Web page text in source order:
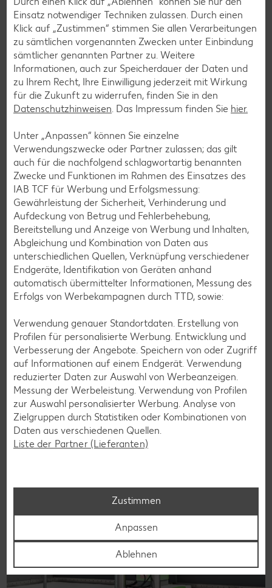
Services
Unsere Serviceleistungen
Deine Zufriedenheit ist für uns die oberste Priorität. Unser
Kundenversprechen und die Services, die wir anbieten,
siehst du hier auf einen Blick. Verpasse jetzt auch keine
Newsletter oder unsere Messenger-Services immer
topaktuell über Neuigkeiten informieren.
DHL Packstationen
Mit immer mehr DHL Packstationen bei Kaufland kannst du
deinen Einkauf bei uns mit der Abholung oder dem Versand
von Paketen und Retouren verbinden.
Weitere Informationen
Einsatz notwendiger Techniken zulassen. Durch einen
Klick auf „Zustimmen“ stimmen Sie allen Verarbeitungen
zu sämtlichen vorgenannten Zwecken unter Einbindung
sämtlicher genannten Partner zu. Weitere
Informationen, auch zur Speicherdauer der Daten und
zu Ihrem Recht, Ihre Einwilligung jederzeit mit Wirkung
für die Zukunft zu widerrufen, finden Sie in den
Datenschutzhinweisen. Das Impressum finden Sie hier.
Unter „Anpassen“ können Sie einzelne
Verwendungszwecke oder Partner zulassen; das gilt
auch für die nachfolgend schlagwortartig benannten
Zwecke und Funktionen im Rahmen des Einsatzes des
IAB TCF für Werbung und Erfolgsmessung:
Gewährleistung der Sicherheit, Verhinderung und
Aufdeckung von Betrug und Fehlerbehebung,
Bereitstellung und Anzeige von Werbung und Inhalten,
Abgleichung und Kombination von Daten aus
unterschiedlichen Quellen, Verknüpfung verschiedener
Endgeräte, Identifikation von Geräten anhand
automatisch übermittelter Informationen, Messung des
Erfolgs von Werbekampagnen durch TTD, sowie:
Verwendung genauer Standortdaten. Erstellung von
Profilen für personalisierte Werbung. Entwicklung und
Verbesserung der Angebote. Speichern von oder Zugriff
auf Informationen auf einem Endgerät. Verwendung
reduzierter Daten zur Auswahl von Werbeanzeigen.
Messung der Werbeleistung. Verwendung von Profilen
zur Auswahl personalisierter Werbung. Analyse von
Zielgruppen durch Statistiken oder Kombinationen von
Daten aus verschiedenen Quellen.
Liste der Partner (Lieferanten)
Zustimmen
Anpassen
Ablehnen